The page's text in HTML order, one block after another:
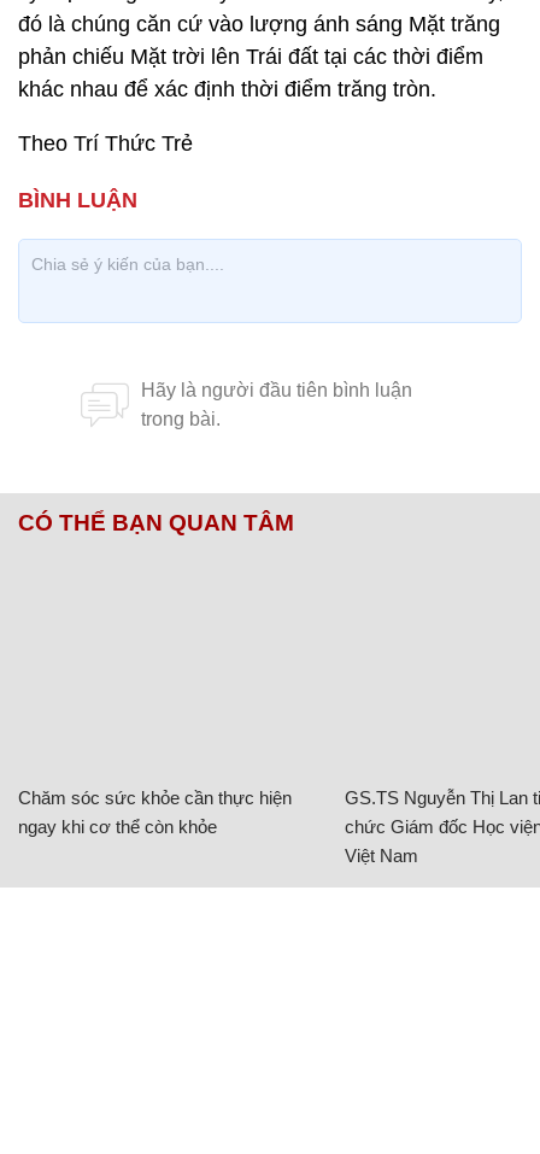
đó là chúng căn cứ vào lượng ánh sáng Mặt trăng
phản chiếu Mặt trời lên Trái đất tại các thời điểm
khác nhau để xác định thời điểm trăng tròn.
Theo Trí Thức Trẻ
CÓ THỂ BẠN QUAN TÂM
Chăm sóc sức khỏe cần thực hiện
ngay khi cơ thể còn khỏe
GS.TS Nguyễn Thị Lan
chức Giám đốc Học
Việt Nam